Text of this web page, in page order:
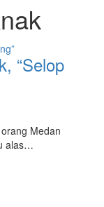
“Selop
Medan
alas…